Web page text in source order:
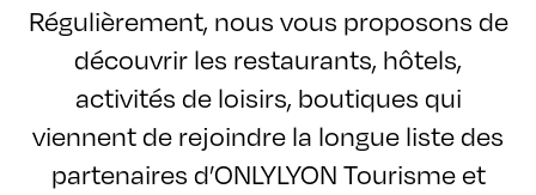
Régulièrement, nous vous proposons de
découvrir les restaurants, hôtels,
activités de loisirs, boutiques qui
viennent de rejoindre la longue liste des
partenaires d’ONLYLYON Tourisme et